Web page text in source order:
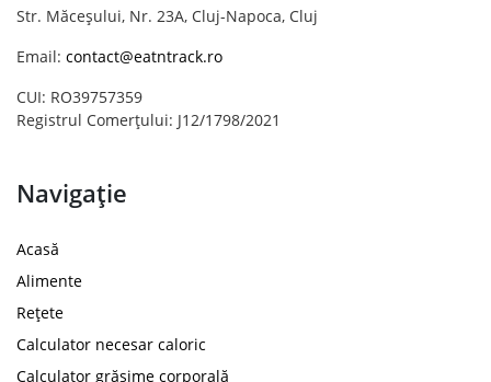
Str. Măceșului, Nr. 23A, Cluj-Napoca, Cluj
Email: contact@eatntrack.ro
CUI: RO39757359
Registrul Comerțului: J12/1798/2021
Navigație
Acasă
Alimente
Rețete
Calculator necesar caloric
Calculator grăsime corporală